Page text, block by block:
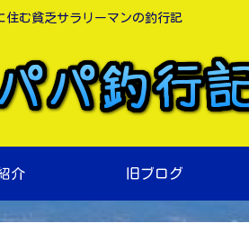
住む貧乏サラリーマンの釣行記
介 旧ブログ